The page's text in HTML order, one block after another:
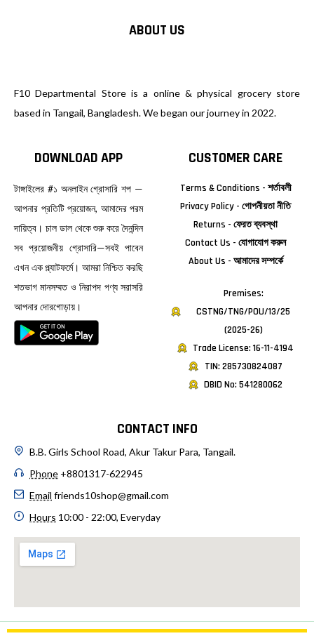
ABOUT US
F10 Departmental Store is a online & physical grocery store
based in Tangail, Bangladesh. We began our journey in 2022.
DOWNLOAD APP
টাঙ্গাইলের #১ অনলাইন গ্রোসারি শপ —
আপনার প্রতিটি প্রয়োজন, আমাদের পরম
দায়িত্ব। চাল ডাল থেকে শুরু করে দৈনন্দিন
সব প্রয়োজনীয় গ্রোসারি—সবই পাবেন
এখন এক প্ল্যাটফর্মে। আমরা নিশ্চিত করছি
শতভাগ মানসম্মত ও নিরাপদ পণ্য সরাসরি
আপনার দোরগোড়ায়।
CUSTOMER CARE
Terms & Conditions - শর্তাবলী
Privacy Policy - গোপনীয়তা নীতি
Returns - ফেরত ব্যবস্থা
Contact Us - যোগাযোগ করুন
About Us - আমাদের সম্পর্কে
Premises:
CSTNG/TNG/POU/13/25
(2025-26)
Trade License: 16-11-4194
TIN: 285730824087
DBID No: 541280062
CONTACT INFO
B.B. Girls School Road, Akur Takur Para, Tangail.
Phone +8801317-622945
Email friends10shop@gmail.com
Hours 10:00 - 22:00, Everyday